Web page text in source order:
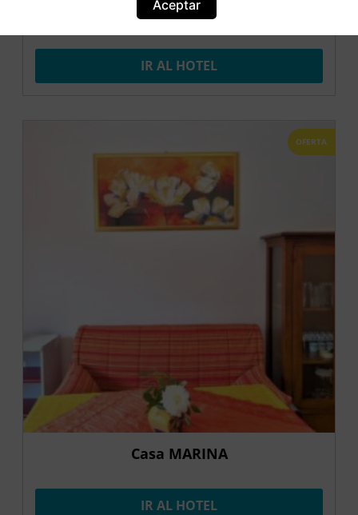
Antonia house
IR AL HOTEL
OFERTA
Casa MARINA
IR AL HOTEL
Aceptar